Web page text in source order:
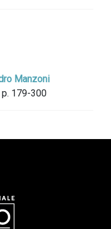
Manzoni
179-300